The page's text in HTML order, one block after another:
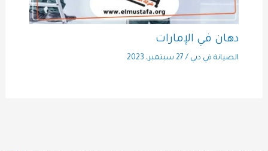
دهان في الإمارات
الصيانة في دبي / 27 سبتمبر، 2023